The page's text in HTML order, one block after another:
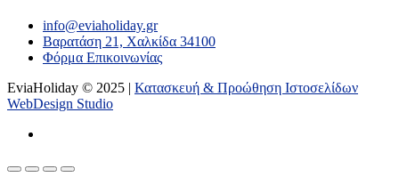
info@eviaholiday.gr
Βαρατάση 21, Χαλκίδα 34100
Φόρμα Επικοινωνίας
EviaHoliday © 2025 | Κατασκευή & Προώθηση Ιστοσελίδων
WebDesign Studio